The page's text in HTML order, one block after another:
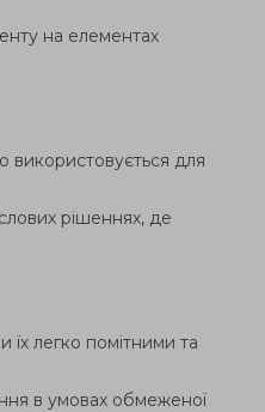
на елементах
використовується для
рішеннях, де
їх легко помітними та
в умовах обмеженої